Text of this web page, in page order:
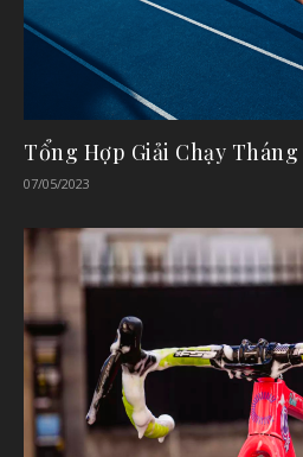
Tổng Hợp Giải Chạy
07/05/2023